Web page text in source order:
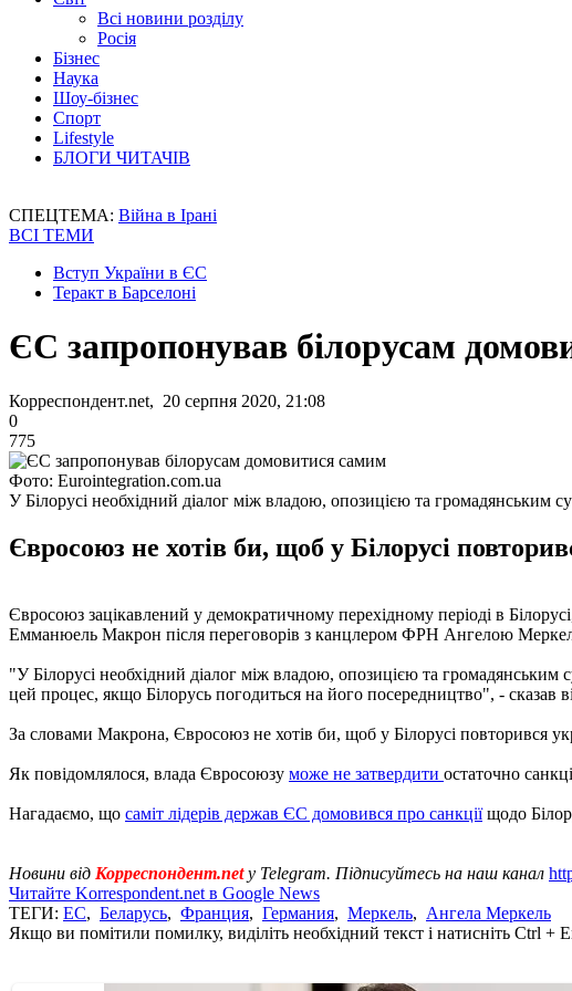
Всі новини розділу
Росія
Бізнес
Наука
Шоу-бізнес
Спорт
Lifestyle
БЛОГИ ЧИТАЧІВ
СПЕЦТЕМА: Війна в Ірані
ВСІ ТЕМИ
Вступ України в ЄС
Теракт в Барселоні
ЄС запропонував білорусам
Корреспондент.net, 20 серпня 2020, 21:08
0
775
Фото: Eurointegration.com.ua
У Білорусі необхідний діалог між владою, опозицією та громадянським
Євросоюз не хотів би, щоб у Білорусі
Євросоюз зацікавлений у демократичному перехідному періоді в
Емманюель Макрон після переговорів з канцлером ФРН Ангелою
"У Білорусі необхідний діалог між владою, опозицією та
цей процес, якщо Білорусь погодиться на його посередництво", - сказав
За словами Макрона, Євросоюз не хотів би, щоб у Білорусі повторився
Як повідомлялося, влада Євросоюзу може не затвердити остаточно
Нагадаємо, що саміт лідерів держав ЄС домовився про санкціїщодо
Новини від Корреспондент.net у Telegram. Підписуйтесь на наш канал
Читайте Korrespondent.net в Google News
ТЕГИ: ЕС, Беларусь, Франция, Германия, Меркель, Ангела Меркель
Якщо ви помітили помилку, виділіть необхідний текст і натисніть Ctrl